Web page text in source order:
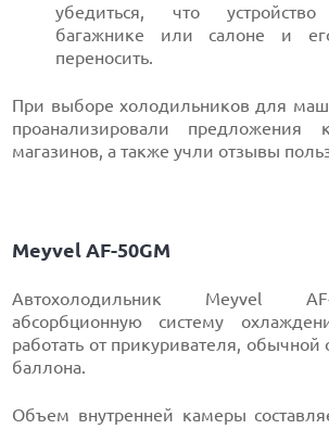
убедиться, что
багажнике или салоне и
переносить.
При выборе холодильников для
проанализировали предложения
магазинов, а также учли отзывы
Meyvel AF-50GM
Автохолодильник Meyvel
абсорбционную систему
работать от прикуривателя, обычной
баллона.
Объем внутренней камеры